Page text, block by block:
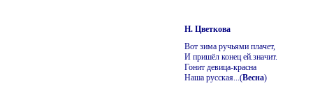
Н. Цветкова
Вот зима ручьями плачет,
И пришёл конец ей.значит.
Гонит девица-красна
Наша русская...(Весна)